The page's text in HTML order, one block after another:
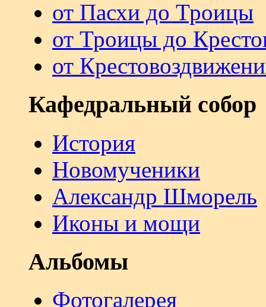
от Пасхи до Троицы
от Троицы до
от
Кафедральный собор
История
Новомученики
Александр Шморель
Иконы и мощи
Альбомы
Фотогалерея